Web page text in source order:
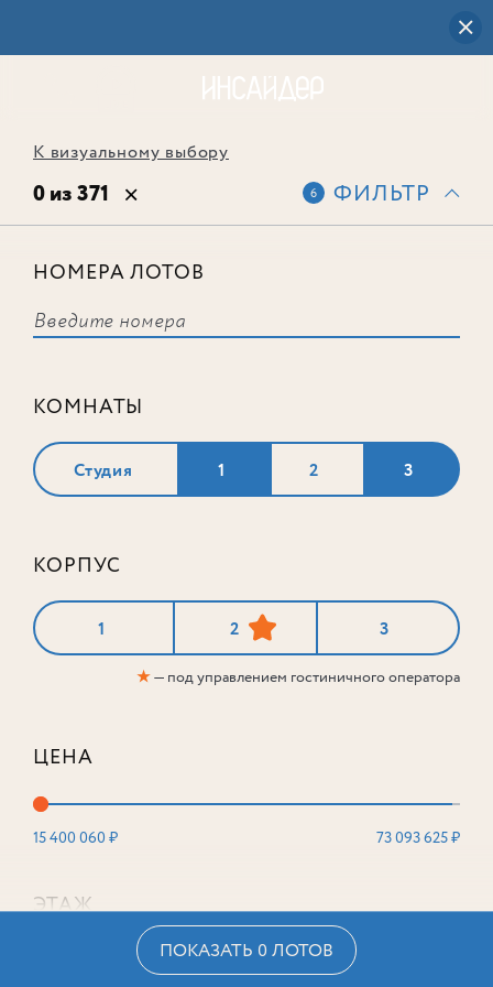
К визуальному выбору
0 из 371 6 ФИЛЬТР
НОМЕРА ЛОТОВ
КОМНАТЫ
Студия 1 2 3
КОРПУС
1 2 3
★— под управлением гостиничного оператора
ЦЕНА
15 400 060 ₽ 73 093 625 ₽
ЭТАЖ
ПОКАЗАТЬ 0 ЛОТОВ
соответствует ни одного лота